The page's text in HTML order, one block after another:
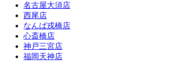
名古屋大須店
西尾店
なんば戎橋店
心斎橋店
神戸三宮店
福岡天神店